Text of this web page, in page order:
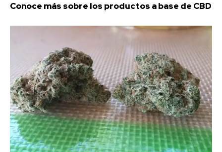
Conoce más sobre los productos a base de CBD